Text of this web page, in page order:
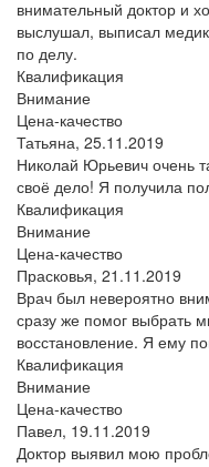
внимательный доктор и
выслушал, выписал
по делу.
Квалификация
Внимание
Цена-качество
Татьяна, 25.11.2019
Николай Юрьевич очень
своё дело! Я получила
Квалификация
Внимание
Цена-качество
Прасковья, 21.11.2019
Врач был невероятно
сразу же помог выбрать
восстановление. Я ему
Квалификация
Внимание
Цена-качество
Павел, 19.11.2019
Доктор выявил мою